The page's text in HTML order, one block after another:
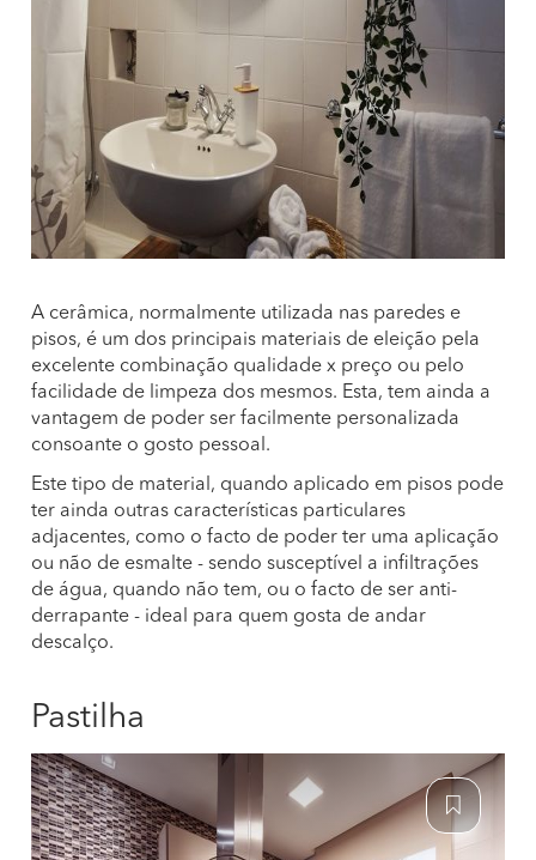
A cerâmica, normalmente utilizada nas paredes e
pisos, é um dos principais materiais de eleição pela
excelente combinação qualidade x preço ou pelo
facilidade de limpeza dos mesmos. Esta, tem ainda a
vantagem de poder ser facilmente personalizada
consoante o gosto pessoal.
Este tipo de material, quando aplicado em pisos pode
ter ainda outras características particulares
adjacentes, como o facto de poder ter uma aplicação
ou não de esmalte - sendo susceptível a infiltrações
de água, quando não tem, ou o facto de ser anti-
derrapante - ideal para quem gosta de andar
descalço.
Pastilha